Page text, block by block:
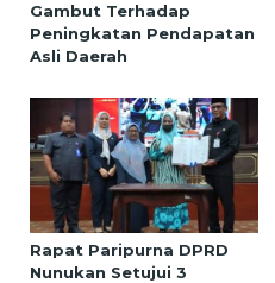
Gambut Terhadap
Peningkatan Pendapatan
Asli Daerah
Rapat Paripurna DPRD
Nunukan Setujui 3